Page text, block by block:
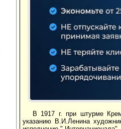
В 1917 г. при штурме
указанию В.И.Ленина